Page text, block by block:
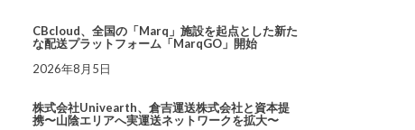
CBcloud、全国の「Marq」施設を起点とした新た
な配送プラットフォーム「MarqGO」開始
2026年8月5日
株式会社Univearth、倉吉運送株式会社と資本提
携〜山陰エリアへ実運送ネットワークを拡大〜